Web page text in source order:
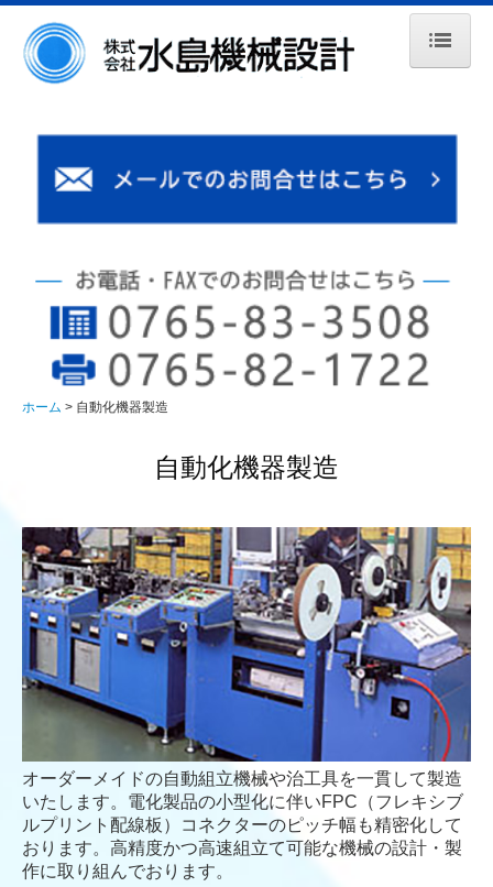
事業内容
自動化機器製造
製品紹介
会社案内
アクセス
お問合せ
プライバシーポリシー
サイトマップ
ホーム 自動化機器製造
自動化機器製造
オーダーメイドの自動組立機械や治工具を一貫して製造
いたします。電化製品の小型化に伴いFPC（フレキシブ
ルプリント配線板）コネクターのピッチ幅も精密化して
おります。高精度かつ高速組立て可能な機械の設計・製
作に取り組んでおります。